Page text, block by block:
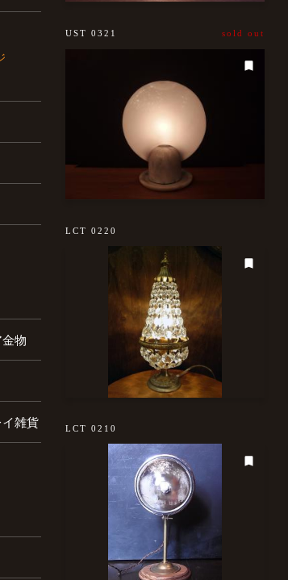
物
雑貨
UST 0321 sold out
LCT 0220
LCT 0210